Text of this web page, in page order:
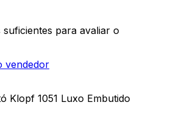
para avaliar o
vendedor
Klopf 1051 Luxo Embutido